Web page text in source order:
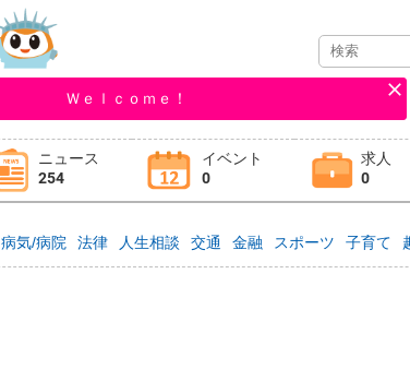
Ｗｅｌｃｏｍｅ！
ニュース
254
イベント
0
求人
0
病気/病院 法律 人生相談 交通 金融 スポーツ 子育て